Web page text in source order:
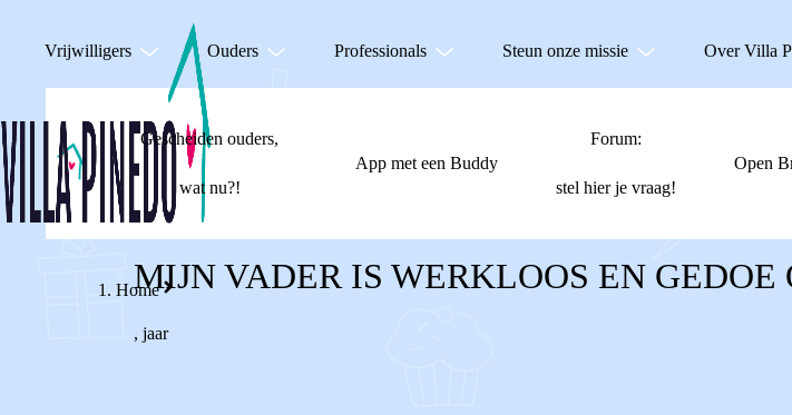
Vrijwilligers Ouders Professionals Steun onze missie Over Villa
Gescheiden ouders,
wat nu?!
App met een Buddy
Forum:
stel hier je vraag!
Open
Home
MIJN VADER IS WERKLOOS EN
, jaar